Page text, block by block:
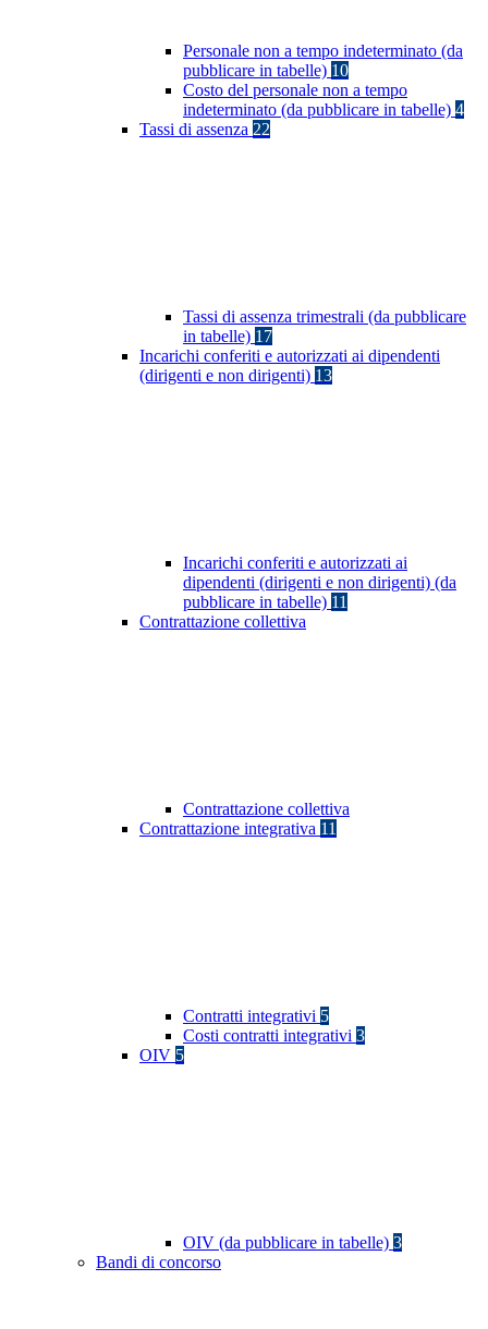
Personale non a tempo indeterminato (da
pubblicare in tabelle) 10
Costo del personale non a tempo
indeterminato (da pubblicare in tabelle) 4
Tassi di assenza 22
Tassi di assenza trimestrali (da pubblicare
in tabelle) 17
Incarichi conferiti e autorizzati ai dipendenti
(dirigenti e non dirigenti) 13
Incarichi conferiti e autorizzati ai
dipendenti (dirigenti e non dirigenti) (da
pubblicare in tabelle) 11
Contrattazione collettiva
Contrattazione collettiva
Contrattazione integrativa 11
Contratti integrativi 5
Costi contratti integrativi 3
OIV 5
OIV (da pubblicare in tabelle) 3
Bandi di concorso